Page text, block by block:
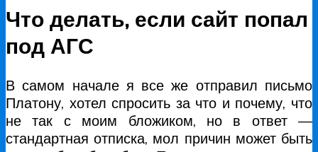
Что делать, если сайт попал
под АГС
В самом начале я все же отправил письмо
Платону, хотел спросить за что и почему, что
не так с моим бложиком, но в ответ —
стандартная отписка, мол причин может быть